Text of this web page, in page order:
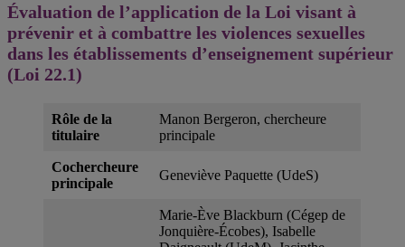
Évaluation de l’application de la Loi visant à
prévenir et à combattre les violences sexuelles
dans les établissements d’enseignement supérieur
(Loi 22.1)
Rôle de la
titulaire
Manon Bergeron, chercheure
principale
Cochercheure
principale
Geneviève Paquette (UdeS)
Marie-Ève Blackburn (Cégep de
Jonquière-Écobes), Isabelle